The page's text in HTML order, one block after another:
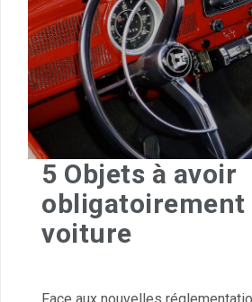
5 Objets à avoir
obligatoirement
voiture
Face aux nouvelles